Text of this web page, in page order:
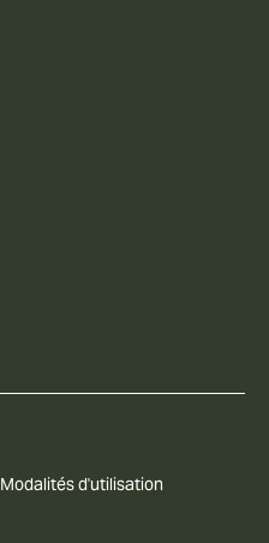
Modalités d'utilisation